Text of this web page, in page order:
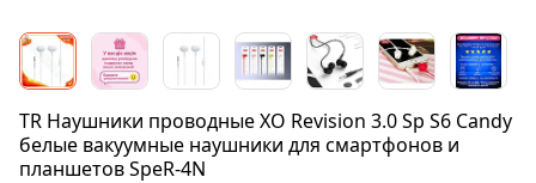
TR Наушники проводные XO Revision 3.0 Sp S6 Candy
белые вакуумные наушники для смартфонов и
планшетов SpeR-4N